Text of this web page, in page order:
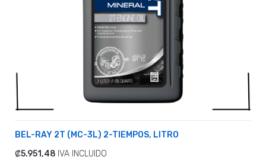
BEL-RAY 2T (MC-3L) 2-TIEMPOS, LITRO
₡5.951,48 IVA INCLUIDO
ADICIONAR